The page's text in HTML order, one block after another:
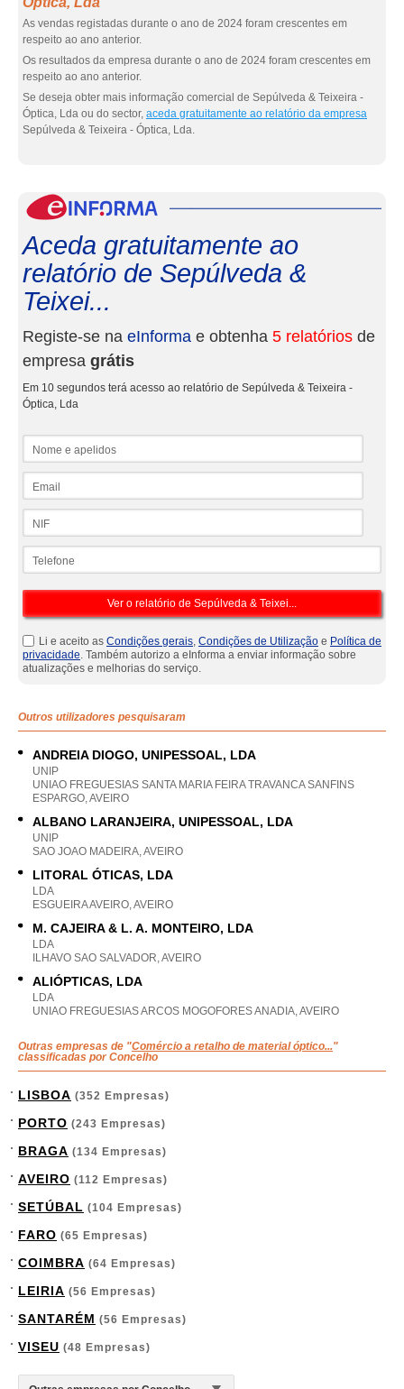
As vendas registadas durante o ano de 2024 foram crescentes em
respeito ao ano anterior.
Os resultados da empresa durante o ano de 2024 foram crescentes em
respeito ao ano anterior.
Se deseja obter mais informação comercial de Sepúlveda & Teixeira -
Óptica, Lda ou do sector, aceda gratuitamente ao relatório da empresa
Sepúlveda & Teixeira - Óptica, Lda.
Aceda gratuitamente ao
relatório de Sepúlveda &
Teixei...
Registe-se na eInforma e obtenha 5 relatórios de
empresa grátis
Em 10 segundos terá acesso ao relatório de Sepúlveda & Teixeira -
Óptica, Lda
Li e aceito as Condições gerais, Condições de Utilização e Política de
privacidade. Também autorizo a eInforma a enviar informação sobre
atualizações e melhorias do serviço.
Outros utilizadores pesquisaram
ANDREIA DIOGO, UNIPESSOAL, LDA
UNIP
UNIAO FREGUESIAS SANTA MARIA FEIRA TRAVANCA SANFINS
ESPARGO, AVEIRO
ALBANO LARANJEIRA, UNIPESSOAL, LDA
UNIP
SAO JOAO MADEIRA, AVEIRO
LITORAL ÓTICAS, LDA
LDA
ESGUEIRA AVEIRO, AVEIRO
M. CAJEIRA & L. A. MONTEIRO, LDA
LDA
ILHAVO SAO SALVADOR, AVEIRO
ALIÓPTICAS, LDA
LDA
UNIAO FREGUESIAS ARCOS MOGOFORES ANADIA, AVEIRO
Outras empresas de "Comércio a retalho de material óptico..."
classificadas por Concelho
LISBOA (352 Empresas)
PORTO (243 Empresas)
BRAGA (134 Empresas)
AVEIRO (112 Empresas)
SETÚBAL (104 Empresas)
FARO (65 Empresas)
COIMBRA (64 Empresas)
LEIRIA (56 Empresas)
SANTARÉM (56 Empresas)
VISEU (48 Empresas)